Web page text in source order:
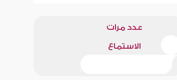
عدد مرات
الاستماع